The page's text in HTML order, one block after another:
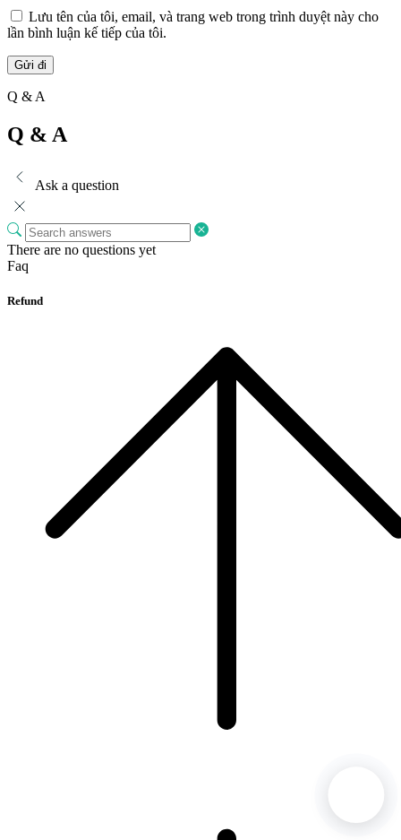
Lưu tên của tôi, email, và trang web trong trình duyệt này cho
lần bình luận kế tiếp của tôi.
Q & A
Q & A
Ask a question
There are no questions yet
Faq
Refund